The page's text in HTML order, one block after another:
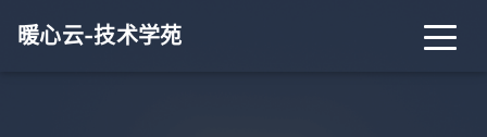
暖心云-技术学苑